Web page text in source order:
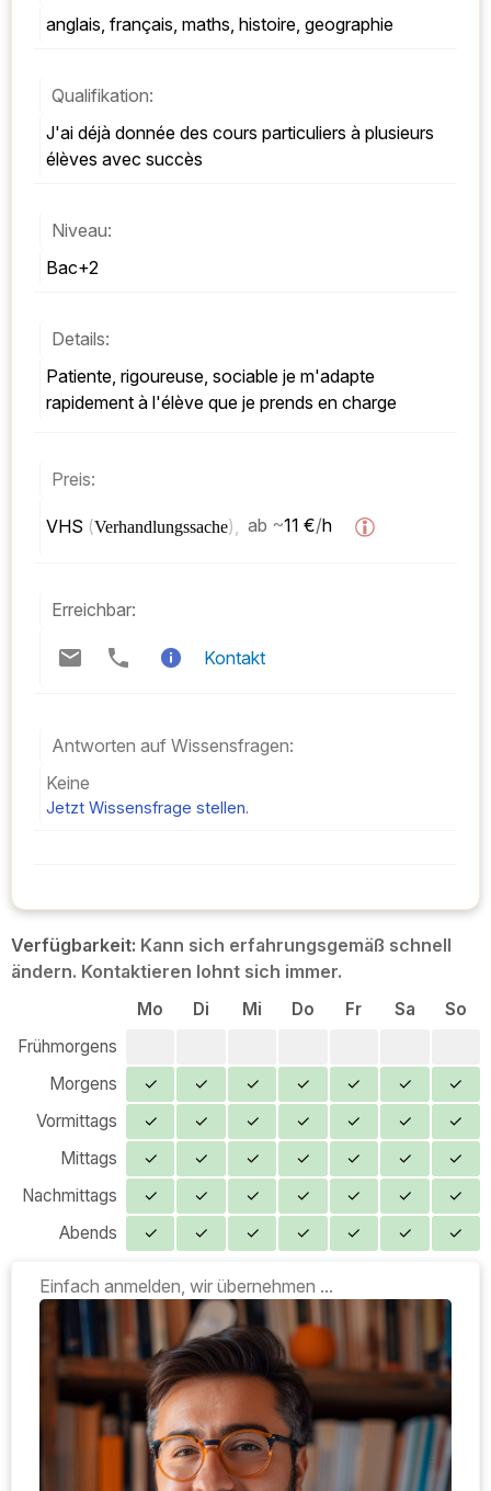
anglais, français, maths, histoire, geographie
Qualifikation:
J'ai déjà donnée des cours particuliers à plusieurs
élèves avec succès
Niveau:
Bac+2
Details:
patiente, rigoureuse, sociable je m'adapte
rapidement à l'élève que je prends en charge
Preis:
VHS (Verhandlungssache), ab ~11 €/h
Erreichbar:
Kontakt
Antworten auf Wissensfragen:
Keine
Jetzt Wissensfrage stellen.
Verfügbarkeit: Kann sich erfahrungsgemäß schnell
ändern. Kontaktieren lohnt sich immer.
Mo Di Mi Do Fr Sa
So
Frühmorgens
Morgens
✓ ✓ ✓ ✓ ✓ ✓
✓
Vormittags
✓ ✓ ✓ ✓ ✓ ✓
✓
Mittags
✓ ✓ ✓ ✓ ✓ ✓
✓
Nachmittags
✓ ✓ ✓ ✓ ✓ ✓
✓
Abends
✓ ✓ ✓ ✓ ✓ ✓ ✓
Einfach anmelden, wir übernehmen ...